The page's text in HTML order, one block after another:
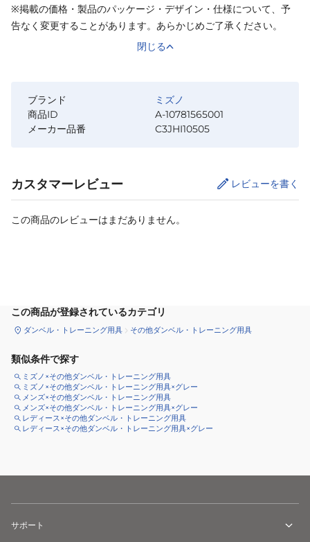
※掲載の価格・製品のパッケージ・デザイン・仕様について、予
告なく変更することがあります。あらかじめご了承ください。
閉じる
ブランド
ミズノ
商品ID
A-10781565001
メーカー品番
C3JHI10505
カスタマーレビュー レビューを書く
この商品のレビューはまだありません。
この商品が登録されているカテゴリ
ダンベル・トレーニング用具 その他ダンベル・トレーニング用具
類似条件で探す
ミズノ×その他ダンベル・トレーニング用具
ミズノ×その他ダンベル・トレーニング用具×グレー
メンズ×その他ダンベル・トレーニング用具
メンズ×その他ダンベル・トレーニング用具×グレー
レディース×その他ダンベル・トレーニング用具
レディース×その他ダンベル・トレーニング用具×グレー
サポート